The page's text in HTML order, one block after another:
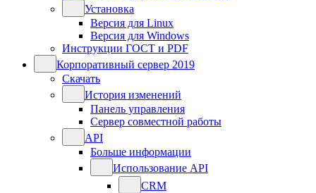
Установка
Версия для Linux
Версия для Windows
Инструкции ГОСТ и PDF
Корпоративный сервер 2019
Скачать
История изменений
Панель управления
Сервер совместной работы
API
Больше информации
Использование API
CRM